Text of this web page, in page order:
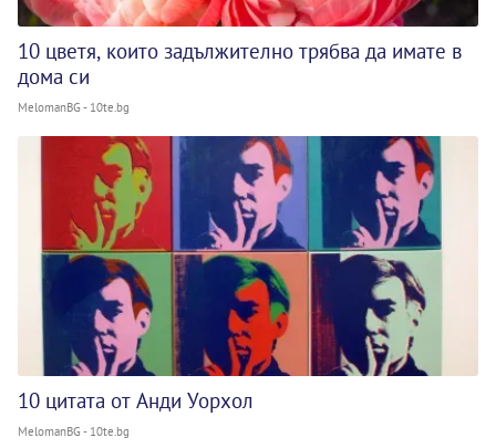
10 цветя, които задължително трябва да имате в
дома си
MelomanBG - 10te.bg
10 цитата от Анди Уорхол
MelomanBG - 10te.bg